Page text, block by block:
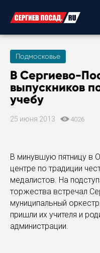
Подмосковье
В Сергиево-
выпускников
учебу
25 июня 2013 4026
В минувшую пятницу в
центре по традиции
медалистов. На
торжества встречал
муниципальный
пришли их учителя и
администрации.